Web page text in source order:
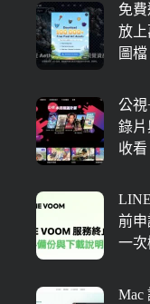
免
放上
圖檔
公
錄
收看
前
一
Mac